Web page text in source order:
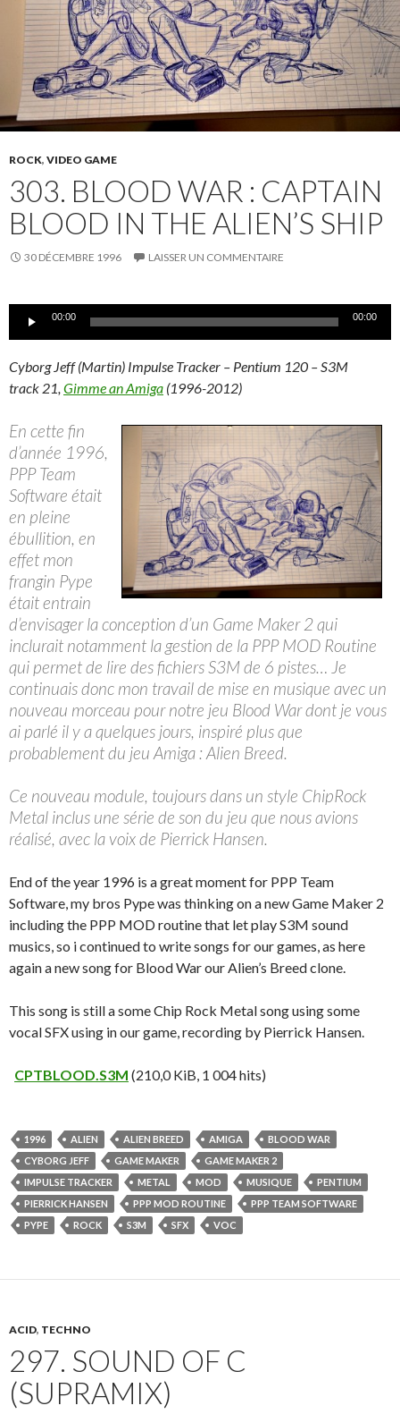
ROCK, VIDEO GAME
303. BLOOD WAR : CAPTAIN
BLOOD IN THE ALIEN’S SHIP
30 DÉCEMBRE 1996 LAISSER UN COMMENTAIRE
Lecteur00:00 00:00
Cyborg Jeff (Martin) Impulse Tracker – Pentium 120 – S3M
track 21, Gimme an Amiga (1996-2012)
En cette fin
d’année 1996,
PPP Team
Software était
en pleine
ébullition, en
effet mon
frangin Pype
était entrain
d’envisager la conception d’un Game Maker 2 qui
inclurait notamment la gestion de la PPP MOD Routine
qui permet de lire des fichiers S3M de 6 pistes… Je
continuais donc mon travail de mise en musique avec un
nouveau morceau pour notre jeu Blood War dont je vous
ai parlé il y a quelques jours, inspiré plus que
probablement du jeu Amiga : Alien Breed.
Ce nouveau module, toujours dans un style ChipRock
Metal inclus une série de son du jeu que nous avions
réalisé, avec la voix de Pierrick Hansen.
End of the year 1996 is a great moment for PPP Team
Software, my bros Pype was thinking on a new Game Maker 2
including the PPP MOD routine that let play S3M sound
musics, so i continued to write songs for our games, as here
again a new song for Blood War our Alien’s Breed clone.
This song is still a some Chip Rock Metal song using some
vocal SFX using in our game, recording by Pierrick Hansen.
CPTBLOOD.S3M (210,0 KiB, 1 004 hits)
1996 ALIEN ALIEN BREED AMIGA
BLOOD WAR
CYBORG JEFF
GAME MAKER
GAME MAKER 2
IMPULSE TRACKER
METAL MOD MUSIQUE
PENTIUM
PIERRICK HANSEN
PPP MOD ROUTINE
PPP TEAM SOFTWARE
PYPE
ROCK S3M SFX VOC
ACID, TECHNO
297. SOUND OF C
(SUPRAMIX)